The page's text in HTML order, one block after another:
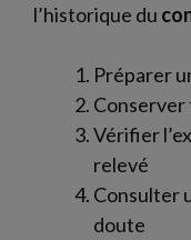
l’historique du
Préparer
Conserver
Vérifier
relevé
Consulter
doute